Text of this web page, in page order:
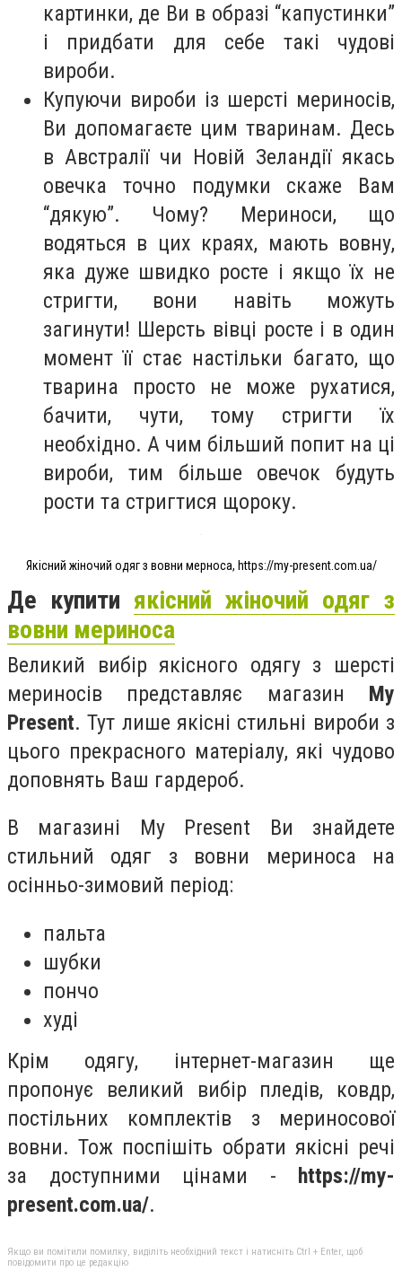
картинки, де Ви в образі “капустинки”
і придбати для себе такі чудові
вироби.
Купуючи вироби із шерсті мериносів,
Ви допомагаєте цим тваринам. Десь
в Австралії чи Новій Зеландії якась
овечка точно подумки скаже Вам
“дякую”. Чому? Мериноси, що
водяться в цих краях, мають вовну,
яка дуже швидко росте і якщо їх не
стригти, вони навіть можуть
загинути! Шерсть вівці росте і в один
момент її стає настільки багато, що
тварина просто не може рухатися,
бачити, чути, тому стригти їх
необхідно. А чим більший попит на ці
вироби, тим більше овечок будуть
рости та стригтися щороку.
Якісний жіночий одяг з вовни мерноса, https://my-present.com.ua/
Де купити якісний жіночий одяг з
вовни мериноса
Великий вибір якісного одягу з шерсті
мериносів представляє магазин My
Present. Тут лише якісні стильні вироби з
цього прекрасного матеріалу, які чудово
доповнять Ваш гардероб.
В магазині My Present Ви знайдете
стильний одяг з вовни мериноса на
осінньо-зимовий період:
пальта
шубки
пончо
худі
Крім одягу, інтернет-магазин ще
пропонує великий вибір пледів, ковдр,
постільних комплектів з мериносової
вовни. Тож поспішіть обрати якісні речі
за доступними цінами - https://my-
present.com.ua/.
Якщо ви помітили помилку, виділіть необхідний текст і натисніть Ctrl + Enter, щоб
повідомити про це редакцію